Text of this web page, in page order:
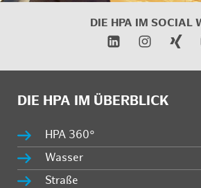
DIE HPA IM SOCIAL
DIE HPA IM ÜBERBLICK
HPA 360°
Wasser
Straße